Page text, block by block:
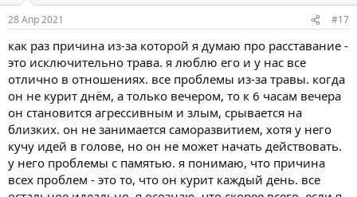
28 Апр 2021 #17
как раз причина из-за которой я думаю про расставание -
это исключительно трава. я люблю его и у нас все
отлично в отношениях. все проблемы из-за травы. когда
он не курит днём, а только вечером, то к 6 часам вечера
он становится агрессивным и злым, срывается на
близких. он не занимается саморазвитием, хотя у него
кучу идей в голове, но он не может начать действовать.
у него проблемы с памятью. я понимаю, что причина
всех проблем - это то, что он курит каждый день. все